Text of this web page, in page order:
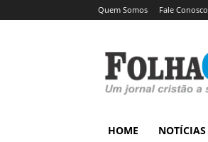
Quem Somos Fale Conosco
HOME NOTÍCIAS